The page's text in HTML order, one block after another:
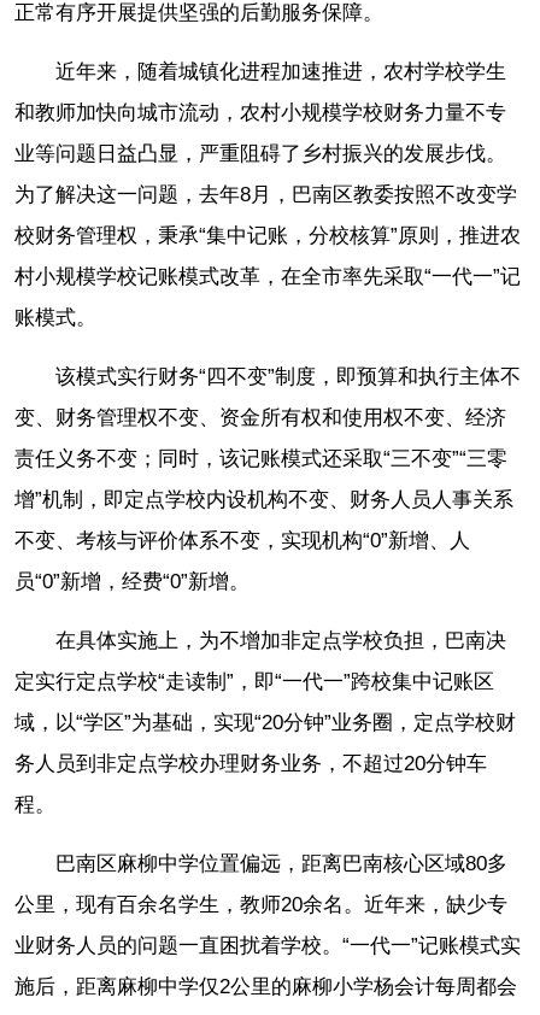
正常有序开展提供坚强的后勤服务保障。
近年来，随着城镇化进程加速推进，农村学校学生
和教师加快向城市流动，农村小规模学校财务力量不专
业等问题日益凸显，严重阻碍了乡村振兴的发展步伐。
为了解决这一问题，去年8月，巴南区教委按照不改变学
校财务管理权，秉承“集中记账，分校核算”原则，推进农
村小规模学校记账模式改革，在全市率先采取“一代一”记
账模式。
该模式实行财务“四不变”制度，即预算和执行主体不
变、财务管理权不变、资金所有权和使用权不变、经济
责任义务不变；同时，该记账模式还采取“三不变”“三零
增”机制，即定点学校内设机构不变、财务人员人事关系
不变、考核与评价体系不变，实现机构“0”新增、人
员“0”新增，经费“0”新增。
在具体实施上，为不增加非定点学校负担，巴南决
定实行定点学校“走读制”，即“一代一”跨校集中记账区
域，以“学区”为基础，实现“20分钟”业务圈，定点学校财
务人员到非定点学校办理财务业务，不超过20分钟车
程。
巴南区麻柳中学位置偏远，距离巴南核心区域80多
公里，现有百余名学生，教师20余名。近年来，缺少专
业财务人员的问题一直困扰着学校。“一代一”记账模式实
施后，距离麻柳中学仅2公里的麻柳小学杨会计每周都会